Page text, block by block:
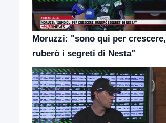
Moruzzi: "sono qui per crescere,
ruberò i segreti di Nesta"